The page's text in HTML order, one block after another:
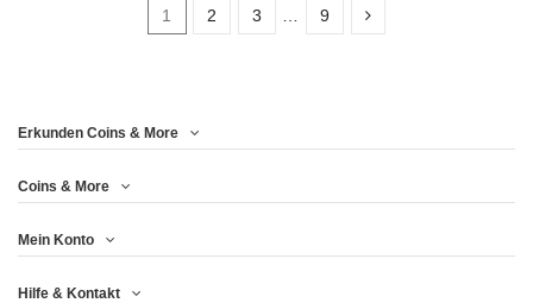
1 2 3 9
In stock 2
Price
Jahr
Erkunden Coins & More
Coins & More
Mein Konto
Hilfe & Kontakt